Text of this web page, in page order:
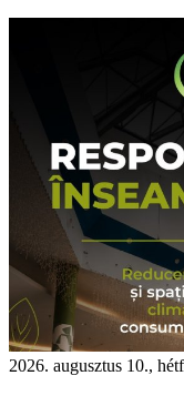
2026. augusztus 10.,